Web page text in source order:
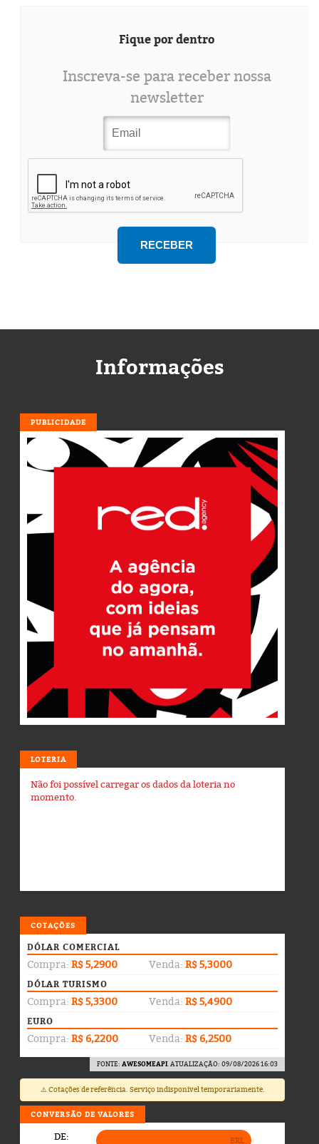
Fique por dentro
Inscreva-se para receber nossa
newsletter
Informações
PUBLICIDADE
LOTERIA
Não foi possível carregar os dados da loteria no
momento.
COTAÇÕES
DÓLAR COMERCIAL
Compra: R$ 5,2900 Venda: R$ 5,3000
DÓLAR TURISMO
Compra: R$ 5,3300 Venda: R$ 5,4900
EURO
Compra: R$ 6,2200 Venda: R$ 6,2500
FONTE: AWESOMEAPI. ATUALIZAÇÃO: 09/08/2026 16:03
⚠️ Cotações de referência. Serviço indisponível temporariamente.
CONVERSÃO DE VALORES